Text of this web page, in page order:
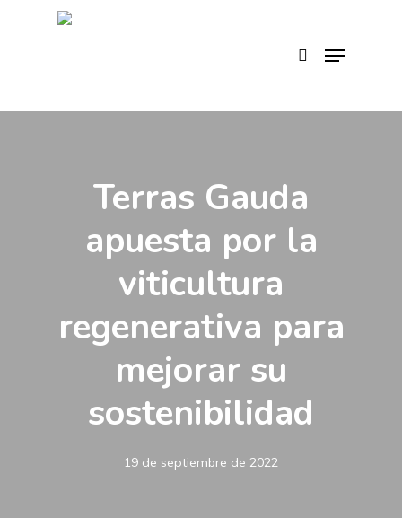
Menu
Terras Gauda
apuesta por la
viticultura
regenerativa para
mejorar su
sostenibilidad
19 de septiembre de 2022